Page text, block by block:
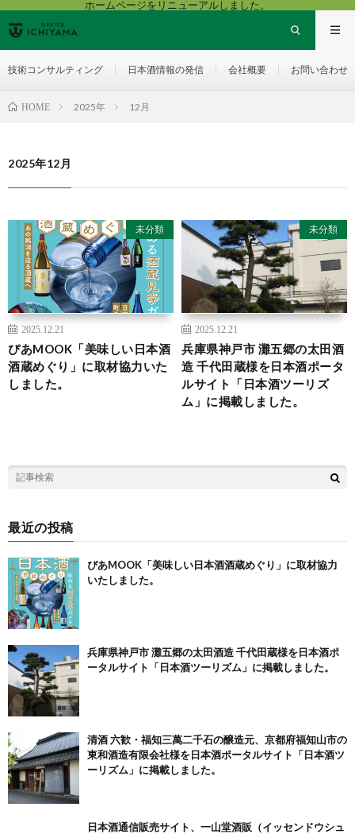
ホームページをリニューアルしました。
技術コンサルティング 日本酒情報の発信 会社概要 お問い合わせ
HOME 2025年 12月
2025年12月
未分類
2025.12.21
ぴあMOOK「美味しい日本酒
酒蔵めぐり」に取材協力いた
しました。
未分類
2025.12.21
兵庫県神戸市 灘五郷の太田酒
造 千代田蔵様を日本酒ポータ
ルサイト「日本酒ツーリズ
ム」に掲載しました。
最近の投稿
ぴあMOOK「美味しい日本酒酒蔵めぐり」に取材協力
いたしました。
兵庫県神戸市 灘五郷の太田酒造 千代田蔵様を日本酒ポ
ータルサイト「日本酒ツーリズム」に掲載しました。
清酒 六歓・福知三萬二千石の醸造元、京都府福知山市の
東和酒造有限会社様を日本酒ポータルサイト「日本酒ツ
ーリズム」に掲載しました。
日本酒通信販売サイト、一山堂酒販（イッセンドウシュ